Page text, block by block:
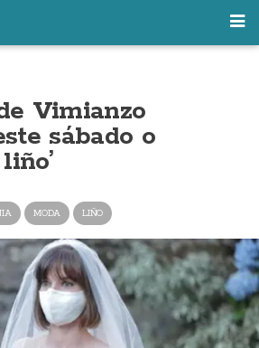
Vimianzo
sábado o
MODA LIÑO